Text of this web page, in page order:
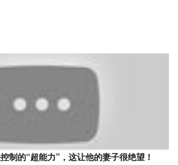
制的“超能力”，这让他的妻子很绝望！